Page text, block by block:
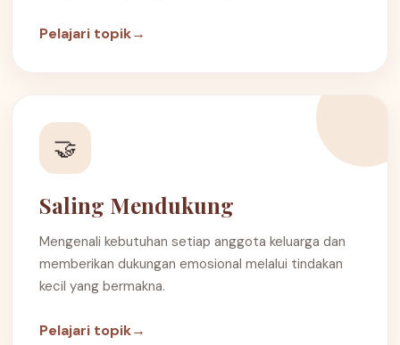
Pelajari topik→
🤝
Saling Mendukung
Mengenali kebutuhan setiap anggota keluarga dan
memberikan dukungan emosional melalui tindakan
kecil yang bermakna.
Pelajari topik→